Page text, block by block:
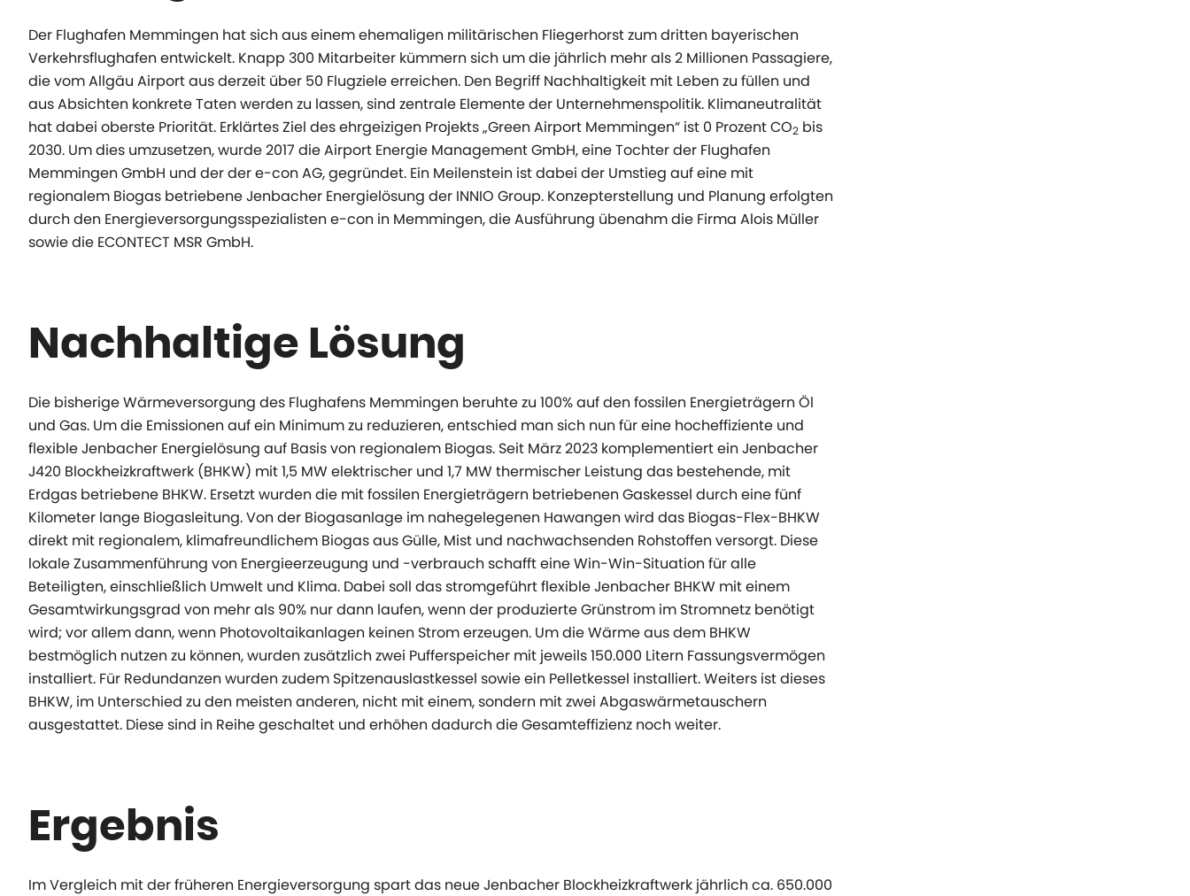
Der Flughafen Memmingen hat sich aus einem ehemaligen militärischen Fliegerhorst zum dritten bayerischen
Verkehrsflughafen entwickelt. Knapp 300 Mitarbeiter kümmern sich um die jährlich mehr als 2 Millionen Passagiere,
die vom Allgäu Airport aus derzeit über 50 Flugziele erreichen. Den Begriff Nachhaltigkeit mit Leben zu füllen und
aus Absichten konkrete Taten werden zu lassen, sind zentrale Elemente der Unternehmenspolitik. Klimaneutralität
hat dabei oberste Priorität. Erklärtes Ziel des ehrgeizigen Projekts „Green Airport Memmingen“ ist 0 Prozent CO2 bis
2030. Um dies umzusetzen, wurde 2017 die Airport Energie Management GmbH, eine Tochter der Flughafen
Memmingen GmbH und der der e-con AG, gegründet. Ein Meilenstein ist dabei der Umstieg auf eine mit
regionalem Biogas betriebene Jenbacher Energielösung der INNIO Group. Konzepterstellung und Planung erfolgten
durch den Energieversorgungsspezialisten e-con in Memmingen, die Ausführung übenahm die Firma Alois Müller
sowie die ECONTECT MSR GmbH.
Nachhaltige Lösung
Die bisherige Wärmeversorgung des Flughafens Memmingen beruhte zu 100% auf den fossilen Energieträgern Öl
und Gas. Um die Emissionen auf ein Minimum zu reduzieren, entschied man sich nun für eine hocheffiziente und
flexible Jenbacher Energielösung auf Basis von regionalem Biogas. Seit März 2023 komplementiert ein Jenbacher
J420 Blockheizkraftwerk (BHKW) mit 1,5 MW elektrischer und 1,7 MW thermischer Leistung das bestehende, mit
Erdgas betriebene BHKW. Ersetzt wurden die mit fossilen Energieträgern betriebenen Gaskessel durch eine fünf
Kilometer lange Biogasleitung. Von der Biogasanlage im nahegelegenen Hawangen wird das Biogas-Flex-BHKW
direkt mit regionalem, klimafreundlichem Biogas aus Gülle, Mist und nachwachsenden Rohstoffen versorgt. Diese
lokale Zusammenführung von Energieerzeugung und -verbrauch schafft eine Win-Win-Situation für alle
Beteiligten, einschließlich Umwelt und Klima. Dabei soll das stromgeführt flexible Jenbacher BHKW mit einem
Gesamtwirkungsgrad von mehr als 90% nur dann laufen, wenn der produzierte Grünstrom im Stromnetz benötigt
wird; vor allem dann, wenn Photovoltaikanlagen keinen Strom erzeugen. Um die Wärme aus dem BHKW
bestmöglich nutzen zu können, wurden zusätzlich zwei Pufferspeicher mit jeweils 150.000 Litern Fassungsvermögen
installiert. Für Redundanzen wurden zudem Spitzenauslastkessel sowie ein Pelletkessel installiert. Weiters ist dieses
BHKW, im Unterschied zu den meisten anderen, nicht mit einem, sondern mit zwei Abgaswärmetauschern
ausgestattet. Diese sind in Reihe geschaltet und erhöhen dadurch die Gesamteffizienz noch weiter.
Ergebnis
Im Vergleich mit der früheren Energieversorgung spart das neue Jenbacher Blockheizkraftwerk jährlich ca. 650.000